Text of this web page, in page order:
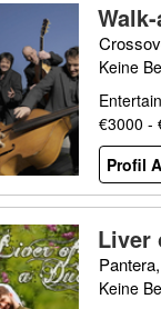
Keine
€3000 -
Profil
Liver
Keine